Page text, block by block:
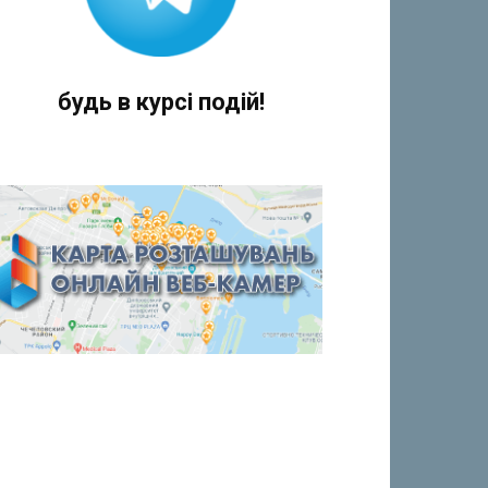
будь в курсі подій!